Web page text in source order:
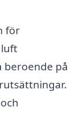
för
beroende på